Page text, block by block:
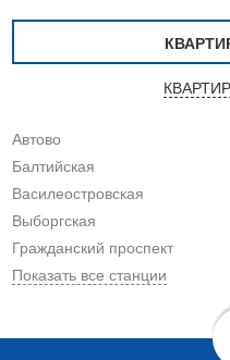
Автово
Балтийская
Василеостровская
Выборгская
Гражданский проспект
Показать все станции